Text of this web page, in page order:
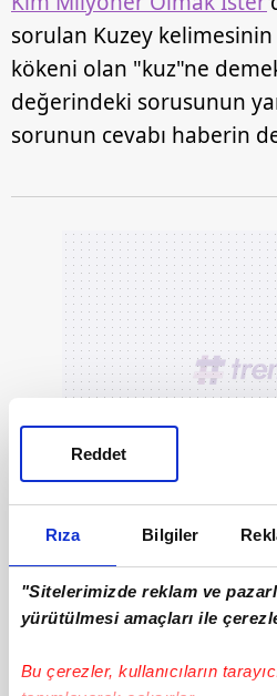
Rıza Bilgiler
"Sitelerimizde reklam ve
yürütülmesi amaçları ile
Bu çerezler, kullanıcıların
Reddet
sorulan Kuzey kelimesinin
kökeni olan "kuz"ne
değerindeki sorusunun
sorunun cevabı haberin